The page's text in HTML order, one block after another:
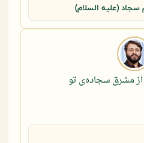
سجاد (علیه السلام)
مشرق سجاده‌ی تو